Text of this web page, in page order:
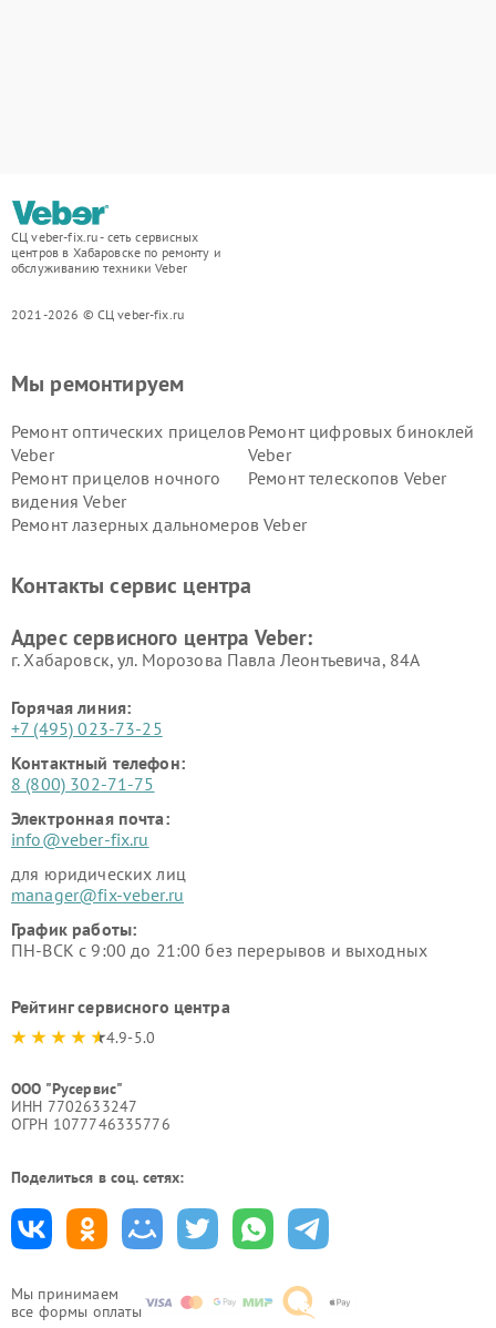
СЦ veber-fix.ru - сеть сервисных
центров в Хабаровске по ремонту и
обслуживанию техники Veber
2021-2026 © СЦ veber-fix.ru
Мы принимаем
все формы оплаты
Мы ремонтируем
Ремонт оптических прицелов
Veber
Ремонт цифровых биноклей
Veber
Ремонт прицелов ночного
видения Veber
Ремонт телескопов Veber
Ремонт лазерных дальномеров Veber
Контакты сервис центра
Адрес сервисного центра Veber:
г. Хабаровск, ул. Морозова Павла Леонтьевича, 84А
Горячая линия:
+7 (495) 023-73-25
Контактный телефон:
8 (800) 302-71-75
Электронная почта:
info@veber-fix.ru
для юридических лиц
manager@fix-veber.ru
График работы:
ПН-ВСК с 9:00 до 21:00 без перерывов и выходных
Рейтинг сервисного центра
4.9-5.0
ООО "Русервис"
ИНН 7702633247
ОГРН 1077746335776
Поделиться в соц. сетях: